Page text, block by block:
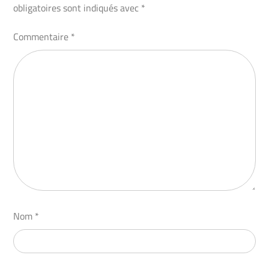
obligatoires sont indiqués avec *
Commentaire *
Nom *